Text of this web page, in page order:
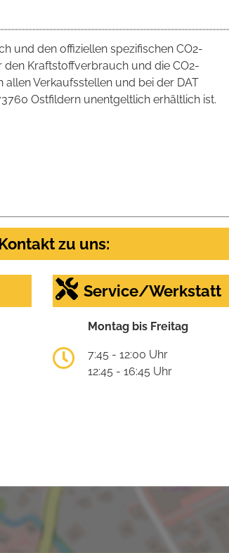
und den offiziellen spezifischen CO2-
Kraftstoffverbrauch und die CO2-
Verkaufsstellen und bei der DAT
Ostfildern unentgeltlich erhältlich ist.
zu uns:
Service/Werkstatt
Montag bis Freitag
7:45 - 12:00 Uhr
12:45 - 16:45 Uhr